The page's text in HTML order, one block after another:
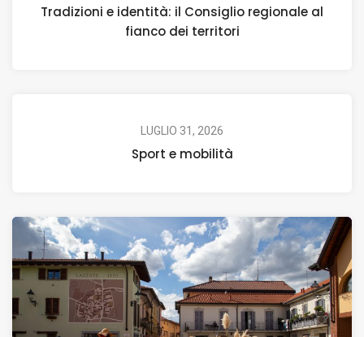
Tradizioni e identità: il Consiglio regionale al
fianco dei territori
LUGLIO 31, 2026
Sport e mobilità